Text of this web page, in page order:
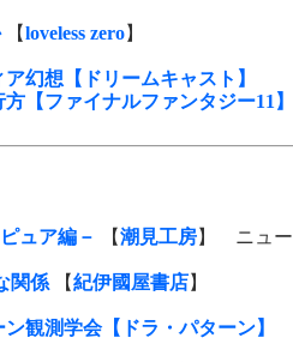
【loveless zero】
幻想【ドリームキャスト】
【ファイナルファンタジー11】
ュア編－ 【潮見工房】 ニュ
関係 【紀伊國屋書店】
観測学会【ドラ・パターン】